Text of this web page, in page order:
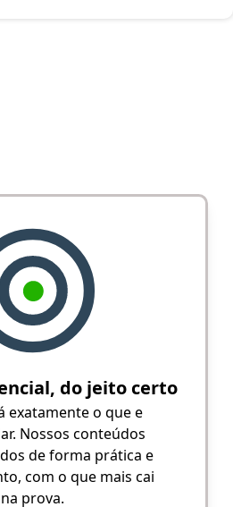
do jeito certo
exatamente o que e
Nossos conteúdos
de forma prática e
com o que mais cai
na prova.